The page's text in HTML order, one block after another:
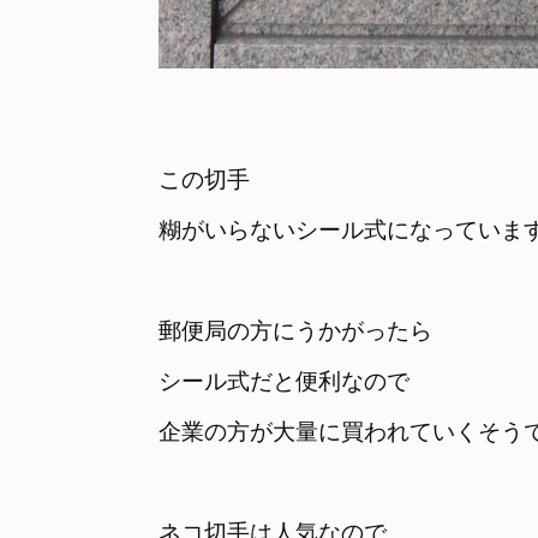
この切手
糊がいらないシール式になっていま
郵便局の方にうかがったら
シール式だと便利なので
企業の方が大量に買われていくそう
ネコ切手は人気なので